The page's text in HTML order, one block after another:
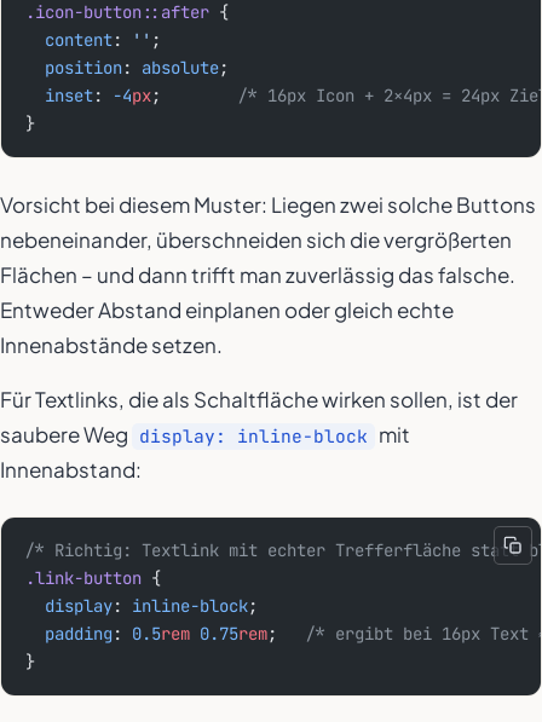
.icon-button::after {
  content
: '' ;
  position
: absolute;
  inset
: -4px; /* 16px Icon + 2×4px = 24px
}
Vorsicht bei diesem Muster: Liegen zwei solche Buttons
nebeneinander, überschneiden sich die vergrößerten
Flächen – und dann trifft man zuverlässig das falsche.
Entweder Abstand einplanen oder gleich echte
Innenabstände setzen.
Für Textlinks, die als Schaltfläche wirken sollen, ist der
saubere Weg display: inline-block mit
Innenabstand:
/* Richtig: Textlink mit echter Trefferfläche statt
.link-button {
  display
: inline-block;
  padding
: 0.5rem 0.75rem; /* ergibt bei 16px Text
}